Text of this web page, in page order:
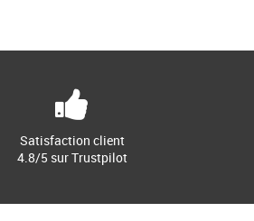
Satisfaction client
4.8/5 sur Trustpilot